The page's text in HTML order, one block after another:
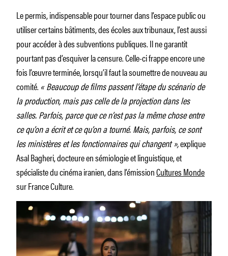
Le permis, indispensable pour tourner dans l’espace public ou
utiliser certains bâtiments, des écoles aux tribunaux, l’est aussi
pour accéder à des subventions publiques. Il ne garantit
pourtant pas d’esquiver la censure. Celle-ci frappe encore une
fois l’œuvre terminée, lorsqu’il faut la soumettre de nouveau au
comité. « Beaucoup de films passent l’étape du scénario de
la production, mais pas celle de la projection dans les
salles. Parfois, parce que ce n’est pas la même chose entre
ce qu’on a écrit et ce qu’on a tourné. Mais, parfois, ce sont
les ministères et les fonctionnaires qui changent »,explique
Asal Bagheri, docteure en sémiologie et linguistique, et
spécialiste du cinéma iranien, dans l’émissionCultures Monde
sur France Culture.